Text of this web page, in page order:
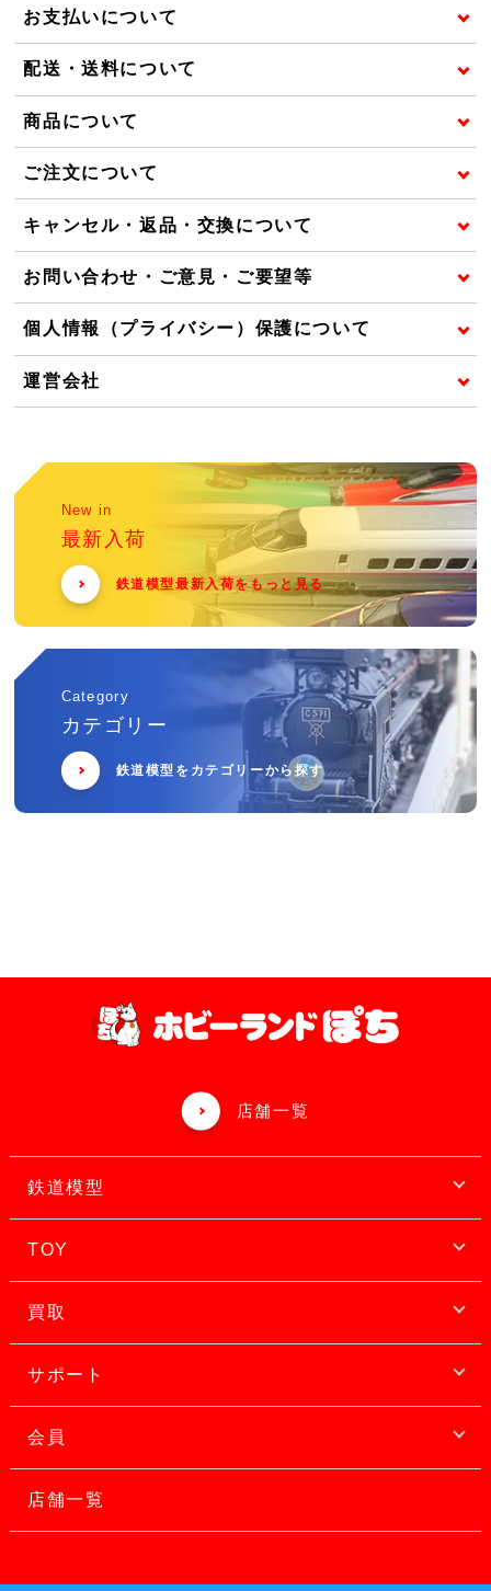
お支払いについて
配送・送料について
商品について
ご注文について
キャンセル・返品・交換について
お問い合わせ・ご意見・ご要望等
個人情報（プライバシー）保護について
運営会社
New in
最新入荷
鉄道模型最新入荷をもっと見る
Category
カテゴリー
鉄道模型をカテゴリーから探す
店舗一覧
鉄道模型
TOY
買取
サポート
会員
店舗一覧